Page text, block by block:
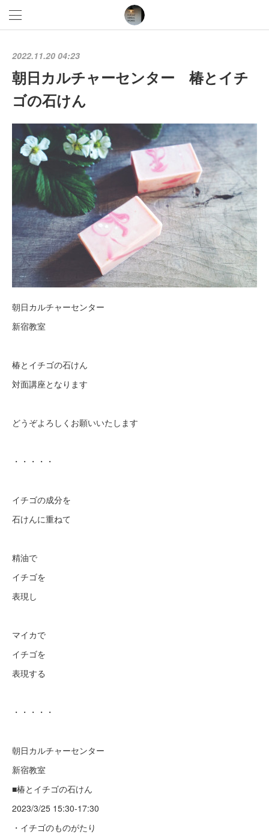
2022.11.20 04:23
朝日カルチャーセンター 椿とイチ
ゴの石けん
朝日カルチャーセンター
新宿教室
椿とイチゴの石けん
対面講座となります
どうぞよろしくお願いいたします
・・・・・
イチゴの成分を
石けんに重ねて
精油で
イチゴを
表現し
マイカで
イチゴを
表現する
・・・・・
朝日カルチャーセンター
新宿教室
■椿とイチゴの石けん
2023/3/25 15:30-17:30
・イチゴのものがたり